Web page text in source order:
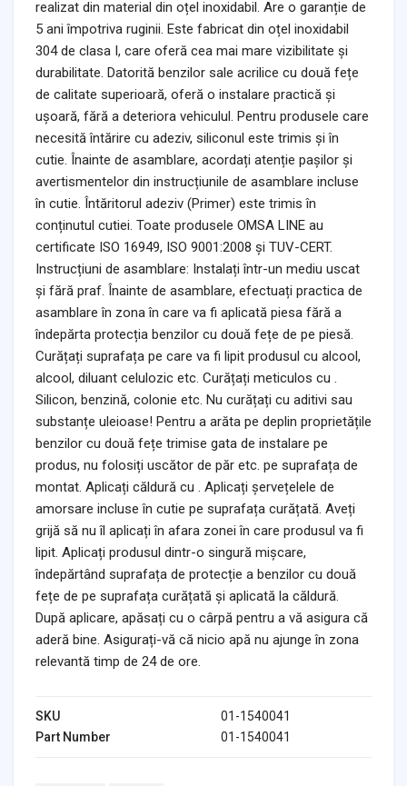
realizat din material din oțel inoxidabil. Are o garanție de
5 ani împotriva ruginii. Este fabricat din oțel inoxidabil
304 de clasa I, care oferă cea mai mare vizibilitate și
durabilitate. Datorită benzilor sale acrilice cu două fețe
de calitate superioară, oferă o instalare practică și
ușoară, fără a deteriora vehiculul. Pentru produsele care
necesită întărire cu adeziv, siliconul este trimis și în
cutie. Înainte de asamblare, acordați atenție pașilor și
avertismentelor din instrucțiunile de asamblare incluse
în cutie. Întăritorul adeziv (Primer) este trimis în
conținutul cutiei. Toate produsele OMSA LINE au
certificate ISO 16949, ISO 9001:2008 și TUV-CERT.
Instrucțiuni de asamblare: Instalați într-un mediu uscat
și fără praf. Înainte de asamblare, efectuați practica de
asamblare în zona în care va fi aplicată piesa fără a
îndepărta protecția benzilor cu două fețe de pe piesă.
Curățați suprafața pe care va fi lipit produsul cu alcool,
alcool, diluant celulozic etc. Curățați meticulos cu .
Silicon, benzină, colonie etc. Nu curățați cu aditivi sau
substanțe uleioase! Pentru a arăta pe deplin proprietățile
benzilor cu două fețe trimise gata de instalare pe
produs, nu folosiți uscător de păr etc. pe suprafața de
montat. Aplicați căldură cu . Aplicați șervețelele de
amorsare incluse în cutie pe suprafața curățată. Aveți
grijă să nu îl aplicați în afara zonei în care produsul va fi
lipit. Aplicați produsul dintr-o singură mișcare,
îndepărtând suprafața de protecție a benzilor cu două
fețe de pe suprafața curățată și aplicată la căldură.
După aplicare, apăsați cu o cârpă pentru a vă asigura că
aderă bine. Asigurați-vă că nicio apă nu ajunge în zona
relevantă timp de 24 de ore.
SKU
01-1540041
Part Number
01-1540041